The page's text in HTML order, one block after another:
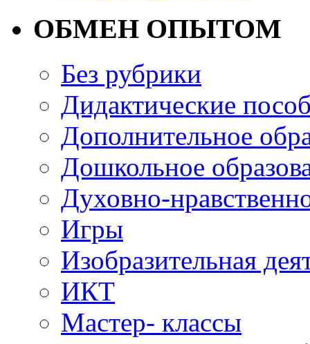
ОБМЕН ОПЫТОМ
Без рубрики
Дидактические
Дополнительное
Дошкольное
Духовно-
Игры
Изобразительная
ИКТ
Мастер- классы